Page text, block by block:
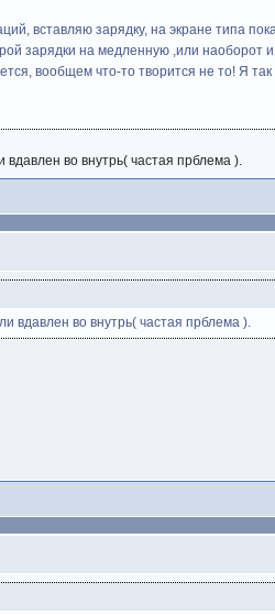
вставляю зарядку, на экране типа
зарядки на медленную ,или наоборот
вообщем что-то творится не то! Я так
во внутрь( частая прблема ).
вдавлен во внутрь( частая прблема ).